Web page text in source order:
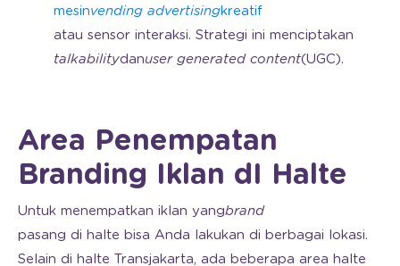
mesinvending advertisingkreatif
atau sensor interaksi. Strategi ini menciptakan
talkabilitydanuser generated content(UGC).
Area Penempatan
Branding Iklan dI Halte
Untuk menempatkan iklan yangbrand
pasang di halte bisa Anda lakukan di berbagai lokasi.
Selain di halte Transjakarta, ada beberapa area halte